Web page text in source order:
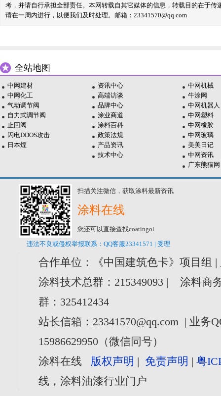
考，并请自行承担全部责任。本网转载自其它媒体的信息，转载目的在于
请在一周内进行，以便我们及时处理。邮箱：23341570@qq.com
全站地图
中网建材
中网化工
气动调节阀
自力式调节阀
止回阀
闪电DDOS攻击
日本煙
资讯中心
高端访谈
品牌中心
涂业商道
涂料百科
政策法规
产品资讯
技术中心
中网机械
牛涂网
中网机器人
中网塑料
中网橡胶
中网玻璃
美美日记
中网资讯
广东熊猫网
扫描关注微信，获取涂料最新资讯
涂料在线
您还可以直接查找coatingol
违法不良或侵权举报联系：QQ客服23341571 | 受理
合作单位：《中国建筑色卡》项目组
涂料技术总群：215349093 | 涂料商
群：325412434
站长信箱：23341570@qq.com | 业务
15986629950（微信同号）
涂料在线 版权声明 | 免责声明 |粤
线，涂料油漆行业门户